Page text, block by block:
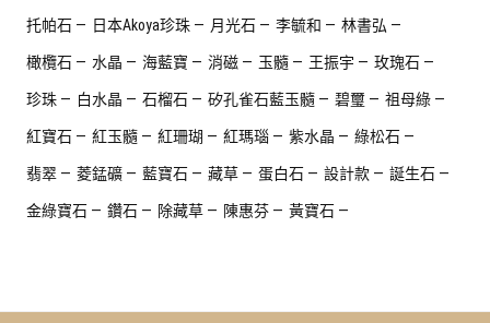
托帕石 日本Akoya珍珠 月光石 李毓和 林書弘
橄欖石 水晶 海藍寶 消磁 玉髓 王振宇 玫瑰石
珍珠 白水晶 石榴石 矽孔雀石藍玉髓 碧璽 祖母綠
紅寶石 紅玉髓 紅珊瑚 紅瑪瑙 紫水晶 綠松石
翡翠 菱錳礦 藍寶石 藏草 蛋白石 設計款 誕生石
金綠寶石 鑽石 除藏草 陳惠芬 黃寶石